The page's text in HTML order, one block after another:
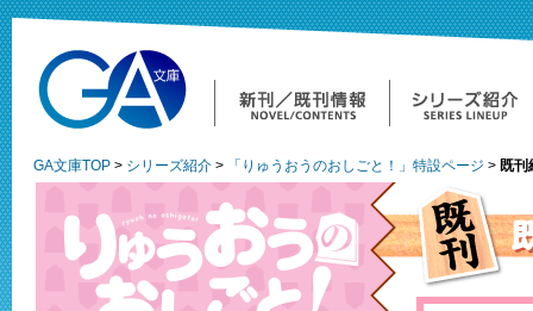
GA文庫TOP > シリーズ紹介 > 「りゅうおうのおしごと！」特設ページ > 既刊